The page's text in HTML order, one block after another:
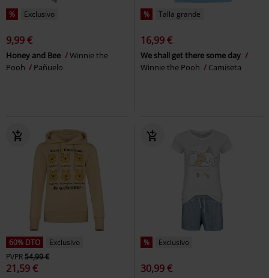
% Exclusivo
9,99 €
Honey and Bee
Winnie the
Pooh
Pañuelo
% Talla grande
16,99 €
We shall get there some day
Winnie the Pooh
Camiseta
60% DTO
Exclusivo
PVPR54,99 €
21,59 €
% Exclusivo
30,99 €